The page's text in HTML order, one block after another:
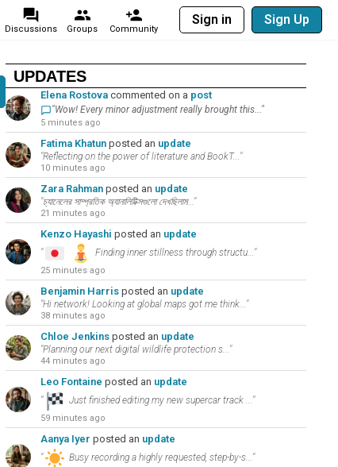
Discussions Groups Community
Sign in Sign Up
UPDATES
Elena Rostovacommented on a post
"Wow! Every minor adjustment really brought this..."
5 minutes ago
Fatima Khatunposted an update
"Reflecting on the power of literature and BookT..."
10 minutes ago
Zara Rahmanposted an update
"চ্যানেলের সাম্প্রতিক অ্যানালিটিক্সগুলো দেখছিলাম..."
21 minutes ago
Kenzo Hayashi posted an update
" Finding inner stillness through structu..."
25 minutes ago
Benjamin Harrisposted an update
"Hi network! Looking at global maps got me think..."
38 minutes ago
Chloe Jenkinsposted an update
"Planning our next digital wildlife protection s..."
44 minutes ago
Leo Fontaine posted an update
" Just finished editing my new supercar track ..."
59 minutes ago
Aanya Iyer posted an update
" Busy recording a highly requested, step-by-s..."